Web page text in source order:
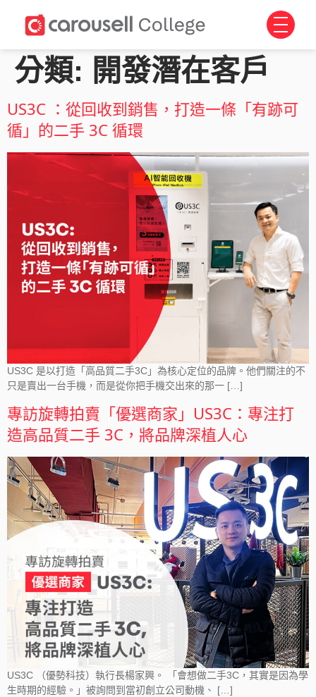
分類: 開發潛在客戶
US3C ：從回收到銷售，打造一條「有跡可
循」的二手 3C 循環
US3C 是以打造「高品質二手3C」為核心定位的品牌。他們關注的不
只是賣出一台手機，而是從你把手機交出來的那一 […]
專訪旋轉拍賣「優選商家」US3C：專注打
造高品質二手 3C，將品牌深植人心
US3C （優勢科技）執行長楊家興。 「會想做二手3C，其實是因為學
生時期的經驗。」被詢問到當初創立公司動機、 […]